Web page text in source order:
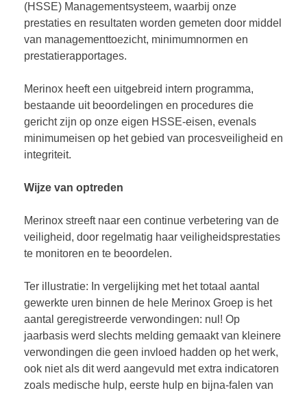
(HSSE) Managementsysteem, waarbij onze
prestaties en resultaten worden gemeten door middel
van managementtoezicht, minimumnormen en
prestatierapportages.
Merinox heeft een uitgebreid intern programma,
bestaande uit beoordelingen en procedures die
gericht zijn op onze eigen HSSE-eisen, evenals
minimumeisen op het gebied van procesveiligheid en
integriteit.
Wijze van optreden
Merinox streeft naar een continue verbetering van de
veiligheid, door regelmatig haar veiligheidsprestaties
te monitoren en te beoordelen.
Ter illustratie: In vergelijking met het totaal aantal
gewerkte uren binnen de hele Merinox Groep is het
aantal geregistreerde verwondingen: nul! Op
jaarbasis werd slechts melding gemaakt van kleinere
verwondingen die geen invloed hadden op het werk,
ook niet als dit werd aangevuld met extra indicatoren
zoals medische hulp, eerste hulp en bijna-falen van